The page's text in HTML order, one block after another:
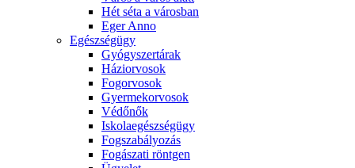
Hét séta a városban
Eger Anno
Egészségügy
Gyógyszertárak
Háziorvosok
Fogorvosok
Gyermekorvosok
Védőnők
Iskolaegészségügy
Fogszabályozás
Fogászati röntgen